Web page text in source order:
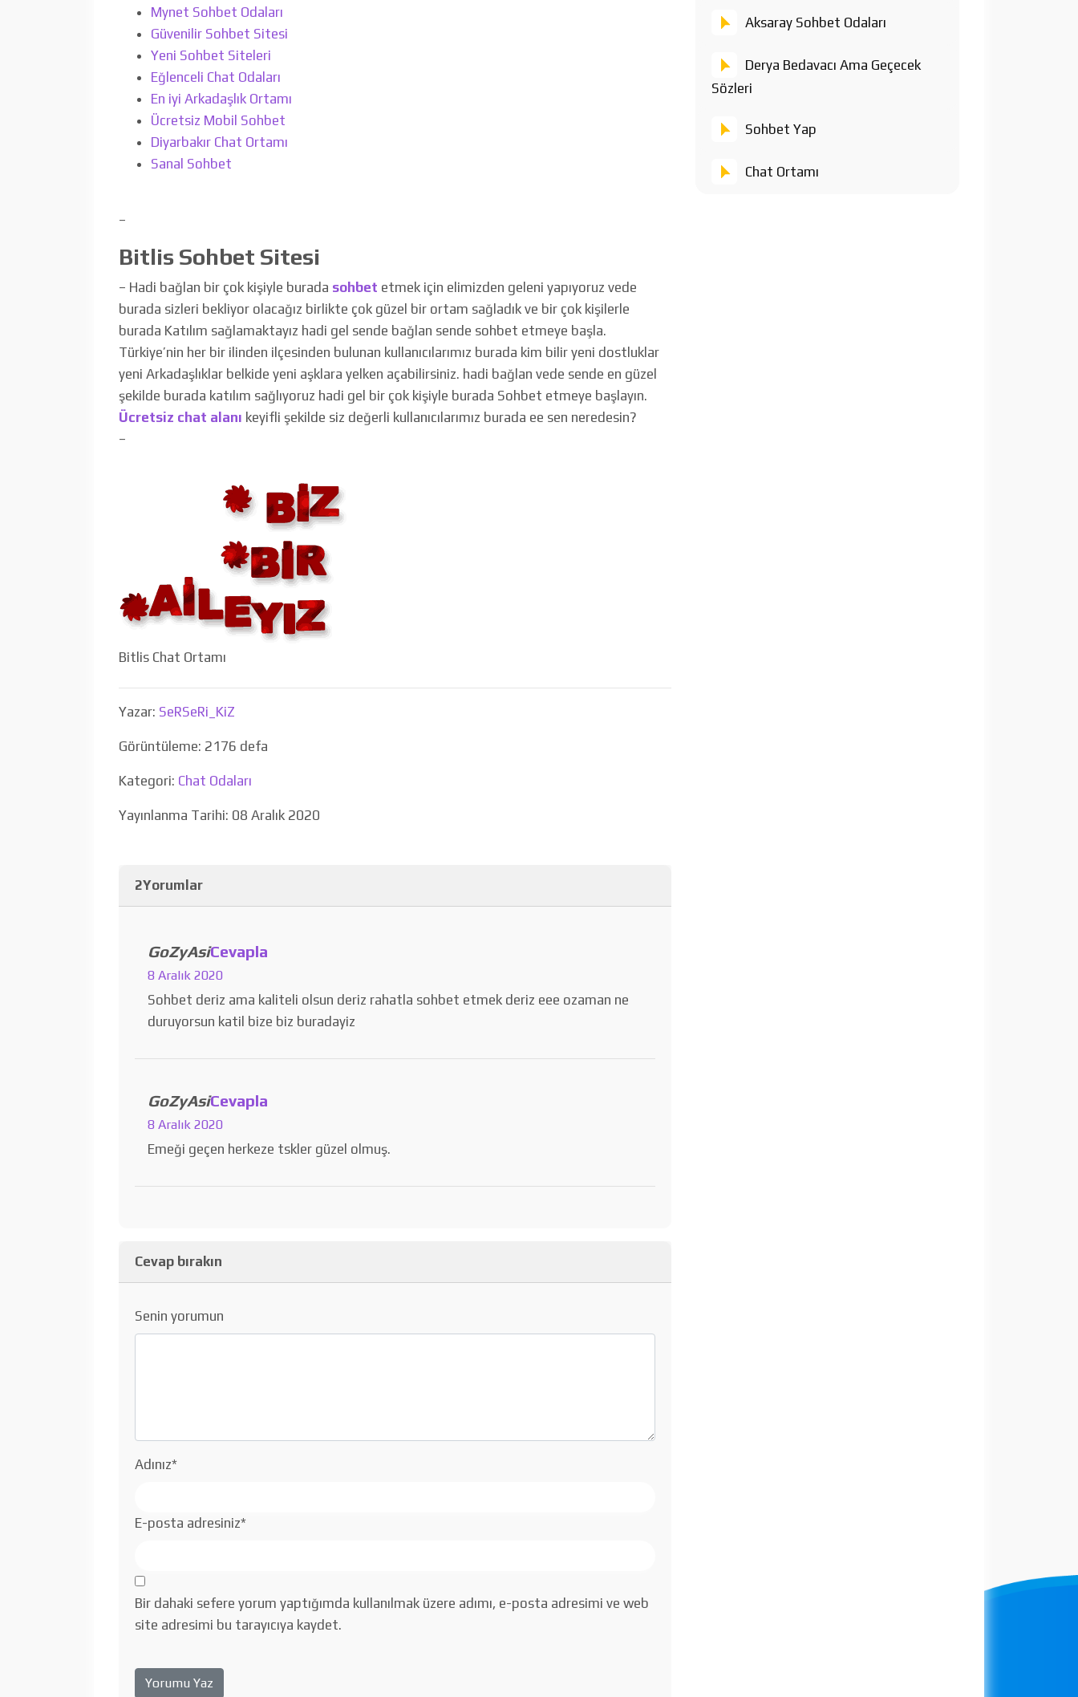
Aksaray Sohbet Odaları
Derya Bedavacı Ama Geçecek
Sözleri
Sohbet Yap
Chat Ortamı
Mynet Sohbet Odaları
Güvenilir Sohbet Sitesi
Yeni Sohbet Siteleri
Eğlenceli Chat Odaları
En iyi Arkadaşlık Ortamı
Ücretsiz Mobil Sohbet
Diyarbakır Chat Ortamı
Sanal Sohbet
–
Bitlis Sohbet Sitesi
– Hadi bağlan bir çok kişiyle burada sohbet etmek için elimizden geleni yapıyoruz vede
burada sizleri bekliyor olacağız birlikte çok güzel bir ortam sağladık ve bir çok kişilerle
burada Katılım sağlamaktayız hadi gel sende bağlan sende sohbet etmeye başla.
Türkiye’nin her bir ilinden ilçesinden bulunan kullanıcılarımız burada kim bilir yeni dostluklar
yeni Arkadaşlıklar belkide yeni aşklara yelken açabilirsiniz. hadi bağlan vede sende en güzel
şekilde burada katılım sağlıyoruz hadi gel bir çok kişiyle burada Sohbet etmeye başlayın.
Ücretsiz chat alanı keyifli şekilde siz değerli kullanıcılarımız burada ee sen neredesin?
–
Bitlis Chat Ortamı
Yazar: SeRSeRi_KiZ
Görüntüleme: 2176 defa
Kategori: Chat Odaları
Yayınlanma Tarihi: 08 Aralık 2020
2Yorumlar
GoZyAsiCevapla
8 Aralık 2020
Sohbet deriz ama kaliteli olsun deriz rahatla sohbet etmek deriz eee ozaman ne
duruyorsun katil bize biz buradayiz
GoZyAsiCevapla
8 Aralık 2020
Emeği geçen herkeze tskler güzel olmuş.
Cevap bırakın
Senin yorumun
Adınız*
E-posta adresiniz*
Bir dahaki sefere yorum yaptığımda kullanılmak üzere adımı, e-posta adresimi ve web
site adresimi bu tarayıcıya kaydet.